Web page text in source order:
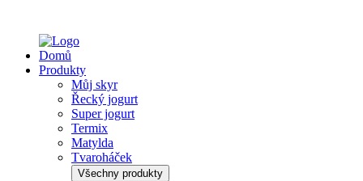
Domů
Produkty
Můj skyr
Řecký jogurt
Super jogurt
Termix
Matylda
Tvaroháček
Všechny produkty